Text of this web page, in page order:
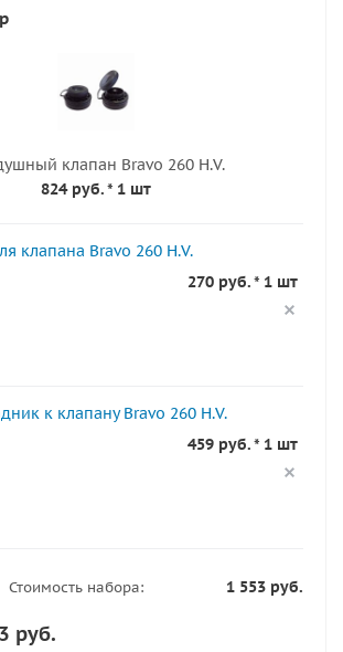
клапан Bravo 260 H.V.
824 руб.* 1 шт
клапана Bravo 260 H.V.
270 руб. * 1 шт
к клапану Bravo 260 H.V.
459 руб. * 1 шт
Стоимость набора: 1 553 руб.
руб.